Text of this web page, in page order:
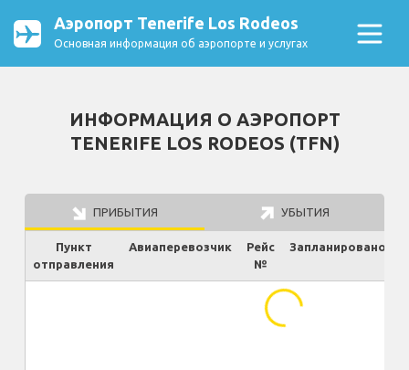
Аэропорт Tenerife Los Rodeos
Основная информация об аэропорте и услугах
ИНФОРМАЦИЯ О АЭРОПОРТ
TENERIFE LOS RODEOS (TFN)
ПРИБЫТИЯ УБЫТИЯ
Пункт
отправления
Авиаперевозчик
Рейс
№
Запланировано
...